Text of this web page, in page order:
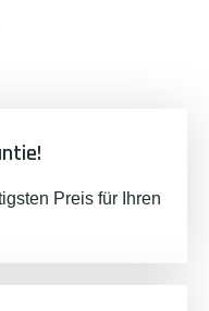
Preis für Ihren